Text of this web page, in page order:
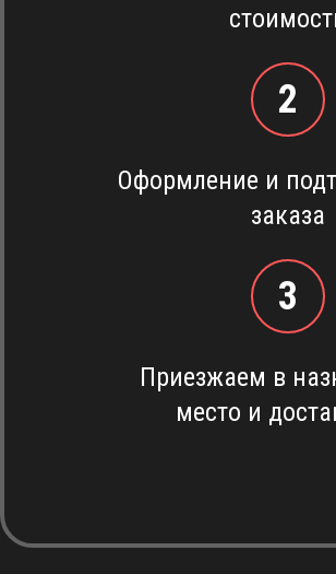
2
Оформление и
заказа
3
Приезжаем в
место и